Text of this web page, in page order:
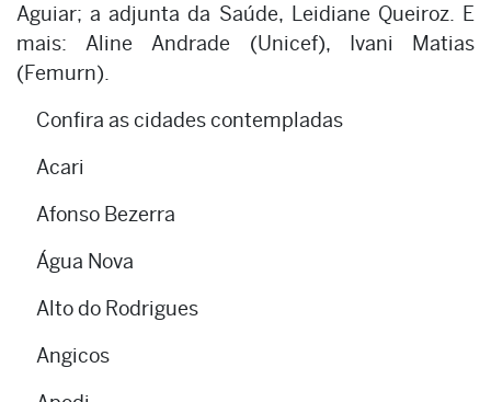
Aguiar; a adjunta da Saúde, Leidiane Queiroz. E
mais: Aline Andrade (Unicef), Ivani Matias
(Femurn).
Confira as cidades contempladas
Acari
Afonso Bezerra
Água Nova
Alto do Rodrigues
Angicos